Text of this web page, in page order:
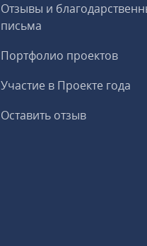
Отзывы и
письма
Портфолио проектов
Участие в Проекте года
Оставить отзыв